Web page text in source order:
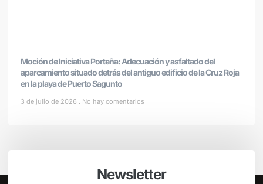
Moción de Iniciativa Porteña: Adecuación y asfaltado del
aparcamiento situado detrás del antiguo edificio de la Cruz Roja
en la playa de Puerto Sagunto
3 de julio de 2026 No hay comentarios
Newsletter